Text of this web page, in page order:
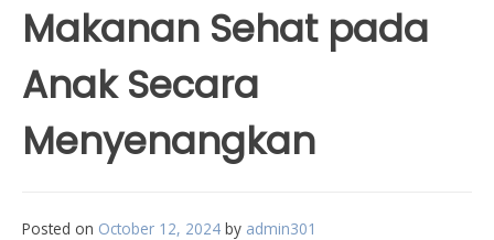
Makanan Sehat pada
Anak Secara
Menyenangkan
Posted on October 12, 2024 by admin301